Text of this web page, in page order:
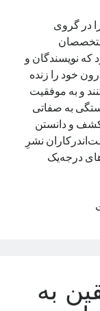
در گروی
که نویسندگان و
خود را زنده
و به موفقیت
به صفاتی
و دانستن
نشرِ
درجه‌یک
به